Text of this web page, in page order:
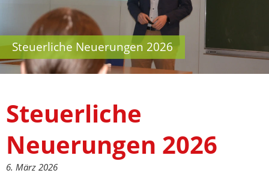
Steuerliche Neuerungen 2026
Steuerliche
Neuerungen 2026
6. März 2026